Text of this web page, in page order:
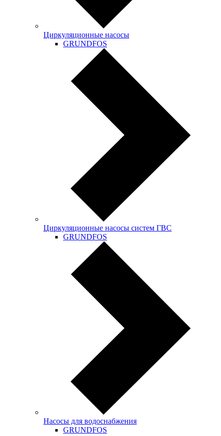
Циркуляционные насосы
GRUNDFOS
Циркуляционные насосы систем ГВС
GRUNDFOS
Насосы для водоснабжения
GRUNDFOS